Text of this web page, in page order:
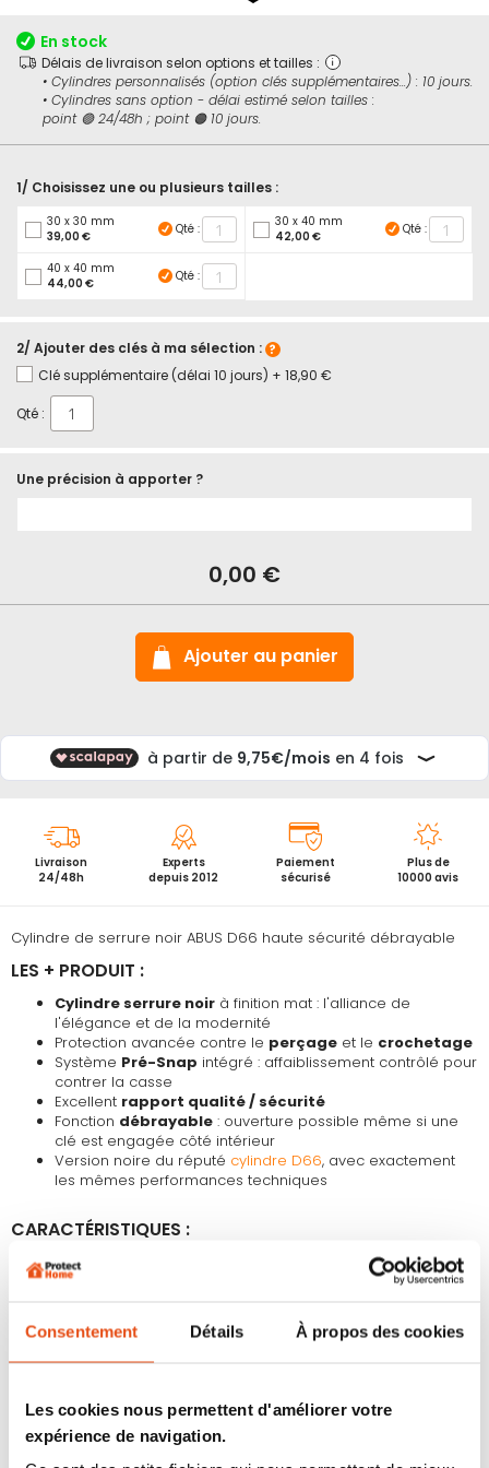
Consentement Détails À propos des cookies
Les cookies nous permettent d'améliorer votre
expérience de navigation.
de
la
Galerie
d’images
Cylindre de serrure noir ABUS D66 haute sécurité débrayable
LES + PRODUIT :
Cylindre serrure noir à finition mat : l'alliance de
l'élégance et de la modernité
Protection avancée contre le perçage et le crochetage
Système Pré-Snap intégré : affaiblissement contrôlé pour
contrer la casse
Excellent rapport qualité / sécurité
Fonction débrayable : ouverture possible même si une
clé est engagée côté intérieur
Version noire du réputé cylindre D66, avec exactement
les mêmes performances techniques
CARACTÉRISTIQUES :
Barillet noir conçu pour résister aux attaques les plus
courantes
Livré avec5 clés
(cylindre sans options)
Carte de propriété ABUS
Cylindre porte couleur noir avec boîtier en laiton haute
résistance
TechnologiePré-Snapintégrée pour limiter l’arrachage
En stock
Délais de livraison selon options et tailles :
• Cylindres personnalisés (option clés supplémentaires...) : 10 jours.
• Cylindres sans option - délai estimé selon tailles :
point 🟢 24/48h ; point 🟠 10 jours.
1/ Choisissez une ou plusieurs tailles :
30 x 30 mm
39,00 €
Qté :
30 x 40 mm
42,00 €
Qté :
40 x 40 mm
44,00 €
Qté :
2/ Ajouter des clés à ma sélection :
Clé supplémentaire (délai 10 jours) + 18,90 €
Qté :
Une précision à apporter ?
couleur
0,00 €
Ajouter au panier
Livraison
24/48h
Experts
depuis 2012
Paiement
sécurisé
Plus de
10000 avis